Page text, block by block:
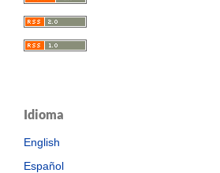
Idioma
English
Español